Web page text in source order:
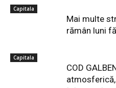
Capitala
Mai multe
rămân luni
Capitala
COD